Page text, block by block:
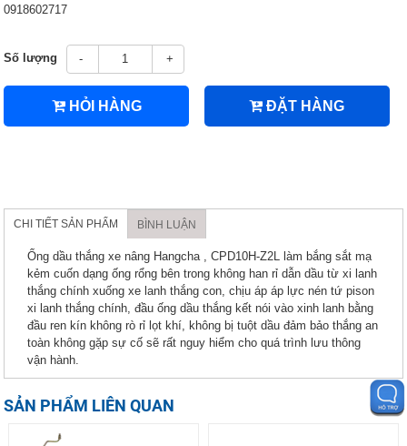
0918602717
Số lượng - +
HỎI HÀNG ĐẶT HÀNG
CHI TIẾT SẢN PHẨM BÌNH LUẬN
Ống dầu thắng xe nâng Hangcha , CPD10H-Z2L làm bắng sắt mạ
kẻm cuốn dạng ống rổng bên trong không han rỉ dẫn dầu từ xi lanh
thắng chính xuống xe lanh thắng con, chịu áp áp lực nén tứ pison
xi lanh thắng chính, đầu ống dầu thắng kết nói vào xinh lanh bằng
đầu ren kín không rò rỉ lọt khí, không bị tuột dầu đảm bảo thắng an
toàn không gặp sự cố sẽ rất nguy hiểm cho quá trình lưu thông
vận hành.
SẢN PHẨM LIÊN QUAN